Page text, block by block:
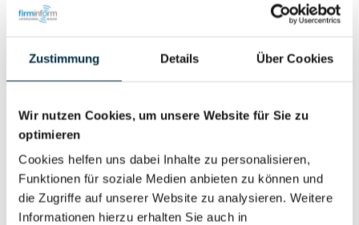
Zustimmung Details Über Cookies
Wir nutzen Cookies, um unsere Website für Sie zu
optimieren
Cookies helfen uns dabei Inhalte zu personalisieren,
Funktionen für soziale Medien anbieten zu können und
die Zugriffe auf unserer Website zu analysieren. Weitere
Informationen hierzu erhalten Sie auch in
Personen im Unternehmen
Geschäftsführer (1)
Wirtschaftlich
Berechtigter
Unternehmensprofil
anfragen